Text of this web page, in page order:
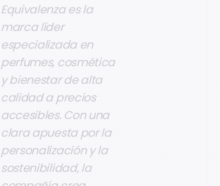
Equivalenza es la
marca líder
especializada en
perfumes, cosmética
y bienestar de alta
calidad a precios
accesibles. Con una
clara apuesta por la
personalización y la
sostenibilidad, la